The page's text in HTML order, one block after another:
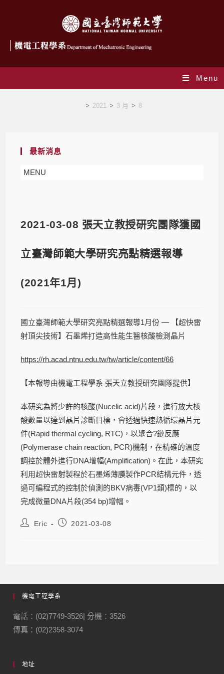
Menu
> 2021 > 3 月 > 8
最新消息
MENU
2021-03-08 張天立教授研究團隊獲國
立臺灣師範大學研究亮點精選報導
(2021年1月)
國立臺灣師範大學研究亮點精選報導1月份 — 【超快雷
射頂尖技術】石墨烯打造高性能生醫核酸檢測晶片
https://rh.acad.ntnu.edu.tw/tw/article/content/66
【本報導由機電工程學系 張天立教授研究團隊提供】
本研究為將少許的核酸(Nucelic acid)片段，進行放大核
酸數量以達到晶片診斷目標，會透過快速熱循環晶片元
件(Rapid thermal cycling, RTC)，以聚合?鏈反應
(Polymerase chain reaction, PCR)機制，在精確的溫度
調控於體外進行DNA增幅(Amplification)。在此，本研究
利用超快雷射製程於石墨烯薄膜製作PCR結構元件，透
過可編程式的控制於偵測的BKV病毒(VP1類)標的，以
完成微量DNA片段(354 bp)增幅。
Eric 2021-03-08
機電工程學系
電話：(02)7749-3526| 分機：3526
傳真：(02)2358-3074
地址